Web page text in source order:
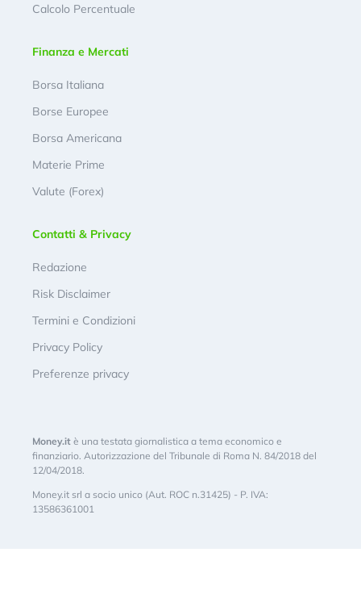
Calcolo Percentuale
Finanza e Mercati
Borsa Italiana
Borse Europee
Borsa Americana
Materie Prime
Valute (Forex)
Contatti & Privacy
Redazione
Risk Disclaimer
Termini e Condizioni
Privacy Policy
Preferenze privacy
Money.it è una testata giornalistica a tema economico e
finanziario. Autorizzazione del Tribunale di Roma N. 84/2018 del
12/04/2018.
Money.it srl a socio unico (Aut. ROC n.31425) - P. IVA:
13586361001